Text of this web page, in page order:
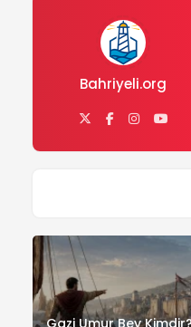
Bahriyeli.org
Gazi Umur Bey